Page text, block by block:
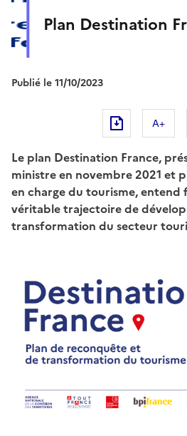
Plan Destination
Publié le 11/10/2023
A+
Le plan Destination France,
ministre en novembre 2021 et
en charge du tourisme, entend
véritable trajectoire de
transformation du secteur